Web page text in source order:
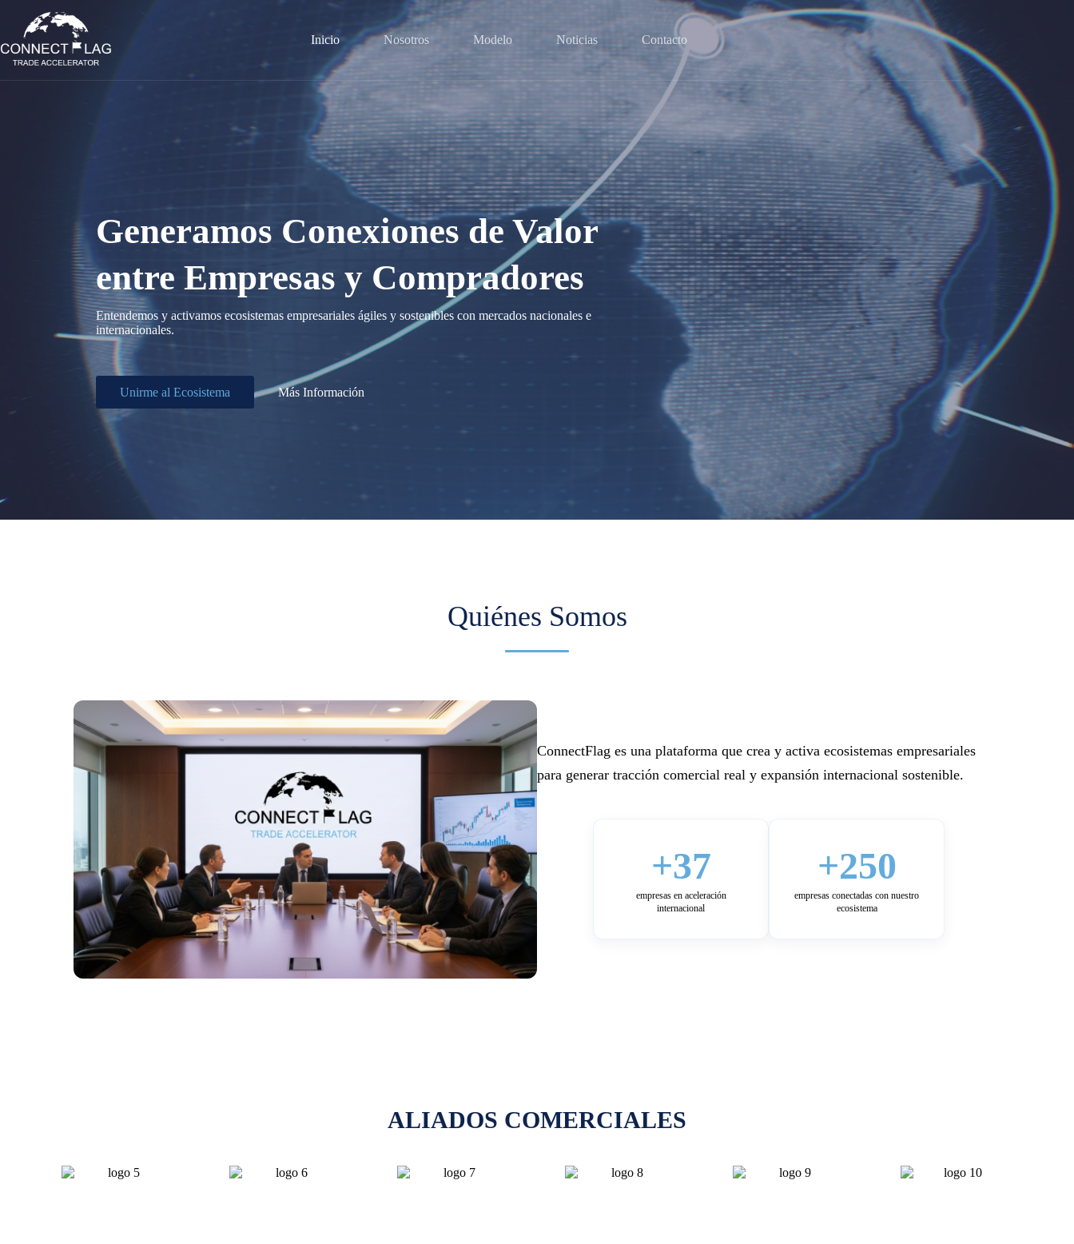
contenido
Inicio Nosotros Modelo Noticias Contacto
Generamos Conexiones de Valor
entre Empresas y Compradores
Entendemos y activamos ecosistemas empresariales ágiles y sostenibles con mercados nacionales e
internacionales.
Unirme al Ecosistema Más Información
Quiénes Somos
ConnectFlag es una plataforma que crea y activa ecosistemas empresariales
para generar tracción comercial real y expansión internacional sostenible.
+37
empresas en aceleración
internacional
+250
empresas conectadas con nuestro
ecosistema
ALIADOS COMERCIALES